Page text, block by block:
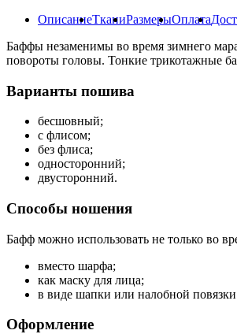
ОписаниеТканиРазмерыОплата
Баффы незаменимы во время зимнего
повороты головы. Тонкие трикотажные
Варианты пошива
бесшовный;
с флисом;
без флиса;
односторонний;
двусторонний.
Способы ношения
Бафф можно использовать не только во
вместо шарфа;
как маску для лица;
в виде шапки или налобной
Оформление